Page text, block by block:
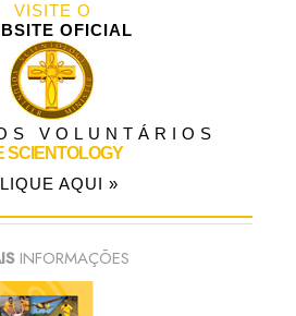
VISITE O
OFICIAL
VOLUNTÁRIOS
SCIENTOLOGY
AQUI »
INFORMAÇÕES